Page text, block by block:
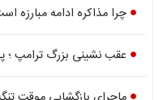
چرا مذاکره ادامه مبارزه
عقب نشینی بزرگ ترامپ ؛